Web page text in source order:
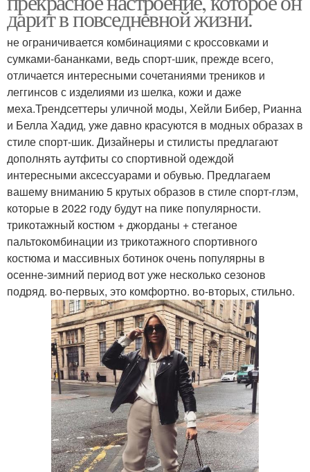
дарит в повседневной жизни.
не ограничивается комбинациями с кроссовками и
сумками-бананками, ведь спорт-шик, прежде всего,
отличается интересными сочетаниями треников и
леггинсов с изделиями из шелка, кожи и даже
меха.Трендсеттеры уличной моды, Хейли Бибер, Рианна
и Белла Хадид, уже давно красуются в модных образах в
стиле спорт-шик. Дизайнеры и стилисты предлагают
дополнять аутфиты со спортивной одеждой
интересными аксессуарами и обувью. Предлагаем
вашему вниманию 5 крутых образов в стиле спорт-глэм,
которые в 2022 году будут на пике популярности.
трикотажный костюм + джорданы + стеганое
пальтокомбинации из трикотажного спортивного
костюма и массивных ботинок очень популярны в
осенне-зимний период вот уже несколько сезонов
подряд. во-первых, это комфортно. во-вторых, стильно.